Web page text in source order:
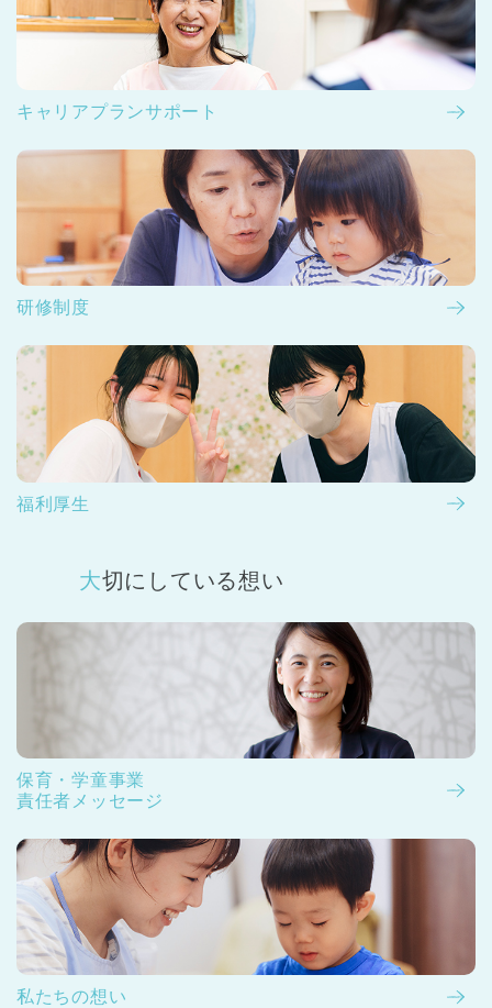
キャリアプランサポート
研修制度
福利厚生
大切にしている想い
保育・学童事業
責任者メッセージ
私たちの想い